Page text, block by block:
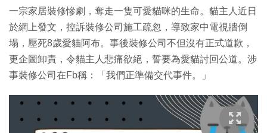
一宗家居裝修慘劇，奪走一隻可愛貓咪的生命。貓主人近日
於網上發文，控訴裝修公司施工疏忽，導致家中電視牆倒
塌，壓死8歲愛貓阿布。事後裝修公司不但沒有正式道歉，
更企圖卸責，令貓主人悲痛欲絕，誓要為愛貓討回公道。涉
事裝修公司在Fb稱：「我們正準備交代事件。」